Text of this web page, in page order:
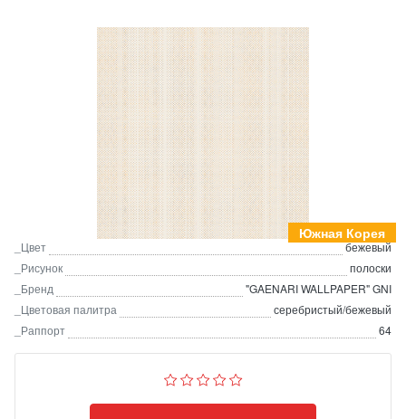
Южная Корея
_Цвет
бежевый
_Рисунок
полоски
_Бренд
"GAENARI WALLPAPER" GNI
_Цветовая палитра
серебристый/бежевый
_Раппорт
64